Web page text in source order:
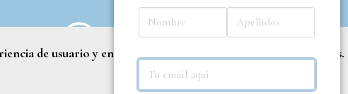
de usuario y entregar contenido adaptado a sus necesidades.